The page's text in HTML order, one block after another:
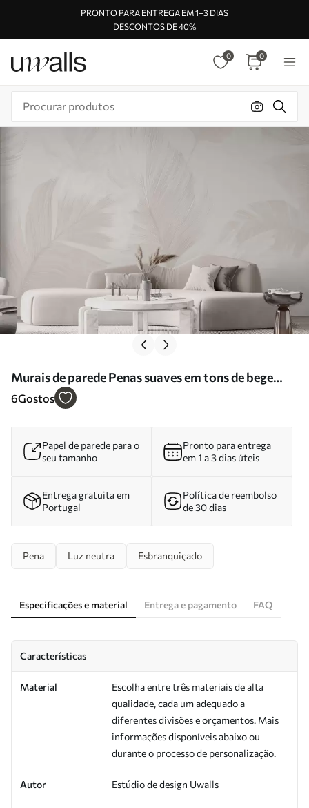
PRONTO PARA ENTREGA EM 1–3 DIAS
DESCONTOS DE 40%
0 0
Murais de parede Penas suaves em tons de bege
leitosos Nr. w09563
6Gostos
Papel de parede para o
seu tamanho
Pronto para entrega
em 1 a 3 dias úteis
Entrega gratuita em
Portugal
Política de reembolso
de 30 dias
Pena Luz neutra Esbranquiçado
Especificações e material Entrega e pagamento FAQ
Características
Material
Escolha entre três materiais de alta
qualidade, cada um adequado a
diferentes divisões e orçamentos. Mais
informações disponíveis abaixo ou
durante o processo de personalização.
Autor Estúdio de design Uwalls